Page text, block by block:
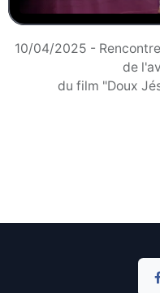
10/04/2025 -
de
du film "Doux